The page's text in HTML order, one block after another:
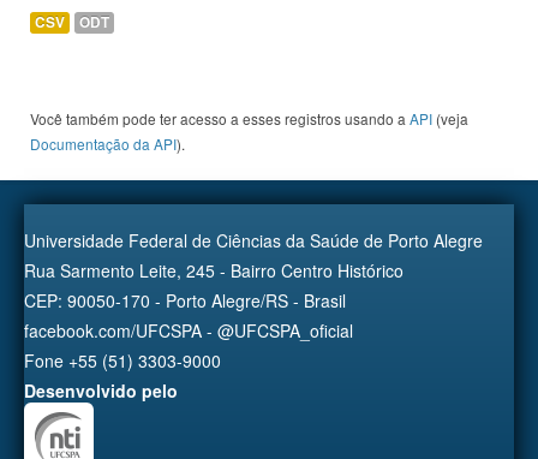
CSV ODT
Você também pode ter acesso a esses registros usando a API (veja
Documentação da API).
Universidade Federal de Ciências da Saúde de Porto Alegre
Rua Sarmento Leite, 245 - Bairro Centro Histórico
CEP: 90050-170 - Porto Alegre/RS - Brasil
facebook.com/UFCSPA - @UFCSPA_oficial
Fone +55 (51) 3303-9000
Desenvolvido pelo